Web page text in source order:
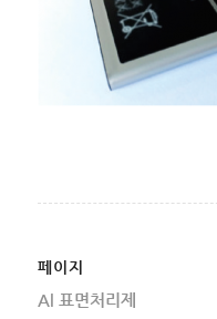
페이지
Al 표면처리제